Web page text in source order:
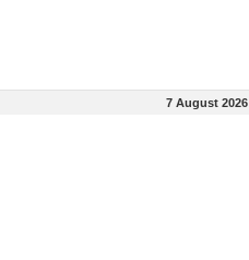
7 August 2026